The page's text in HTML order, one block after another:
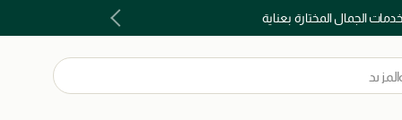
الجمال المختارة بعناية